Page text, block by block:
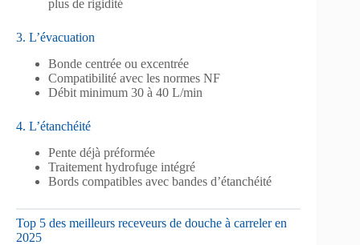
plus de rigidité
3. L’évacuation
Bonde centrée ou excentrée
Compatibilité avec les normes NF
Débit minimum 30 à 40 L/min
4. L’étanchéité
Pente déjà préformée
Traitement hydrofuge intégré
Bords compatibles avec bandes d’étanchéité
Top 5 des meilleurs receveurs de douche à carreler en
2025